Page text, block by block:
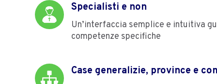
Specialisti e non
Un’interfaccia semplice e intuitiva
competenze specifiche
Case generalizie, province e